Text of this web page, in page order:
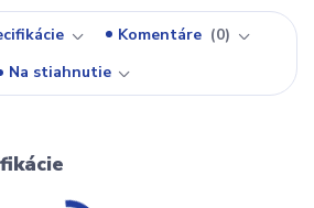
Komentáre
0
Na stiahnutie